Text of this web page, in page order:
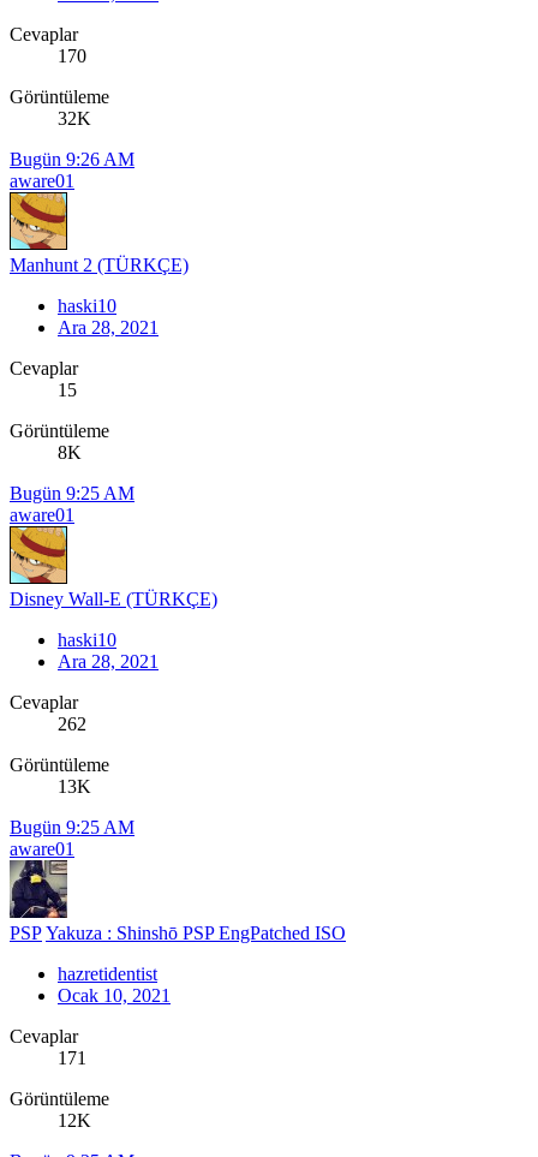
Cevaplar
170
Görüntüleme
32K
Bugün 9:26 AM
aware01
Manhunt 2 (TÜRKÇE)
haski10
Ara 28, 2021
Cevaplar
15
Görüntüleme
8K
Bugün 9:25 AM
aware01
Disney Wall-E (TÜRKÇE)
haski10
Ara 28, 2021
Cevaplar
262
Görüntüleme
13K
Bugün 9:25 AM
aware01
PSPYakuza : Shinshō PSP EngPatched ISO
hazretidentist
Ocak 10, 2021
Cevaplar
171
Görüntüleme
12K